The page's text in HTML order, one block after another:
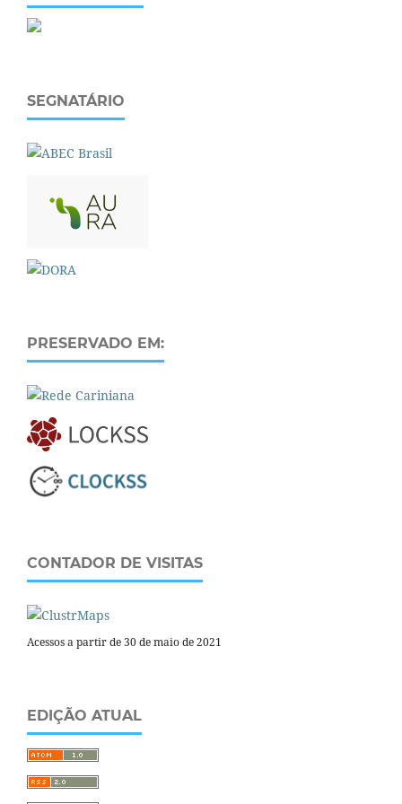
SEGNATÁRIO
PRESERVADO EM:
CONTADOR DE VISITAS
Acessos a partir de 30 de maio de 2021
EDIÇÃO ATUAL